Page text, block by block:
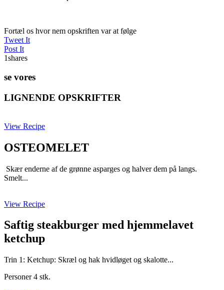
Fortæl os hvor nem opskriften var at følge
Tweet It
Post It
1shares
se vores
LIGNENDE OPSKRIFTER
View Recipe
OSTEOMELET
Skær enderne af de grønne asparges og halver dem på langs.
Smelt...
View Recipe
Saftig steakburger med hjemmelavet
ketchup
Trin 1: Ketchup: Skræl og hak hvidløget og skalotte...
Personer 4 stk.